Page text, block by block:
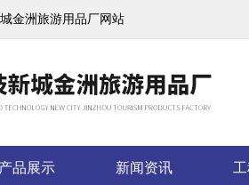
金洲旅游用品厂网站
产品展示 新闻资讯